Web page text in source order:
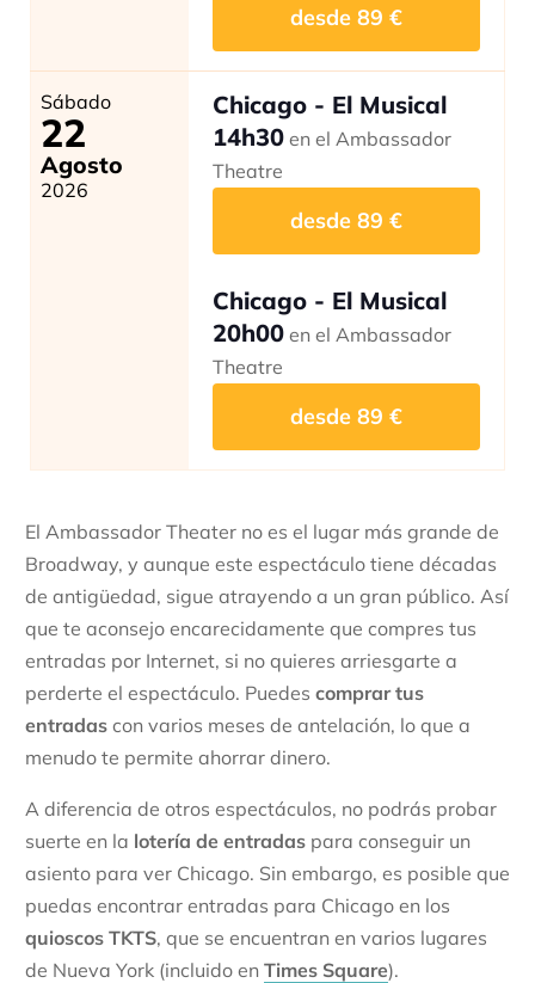
desde89 €
Sábado
22
Agosto
2026
Chicago - El Musical
14h30 en el Ambassador
Theatre
desde89 €
Chicago - El Musical
20h00 en el Ambassador
Theatre
desde89 €
El Ambassador Theater no es el lugar más grande de
Broadway, y aunque este espectáculo tiene décadas
de antigüedad, sigue atrayendo a un gran público. Así
que te aconsejo encarecidamente que compres tus
entradas por Internet, si no quieres arriesgarte a
perderte el espectáculo. Puedes comprar tus
entradas con varios meses de antelación, lo que a
menudo te permite ahorrar dinero.
A diferencia de otros espectáculos, no podrás probar
suerte en la lotería de entradas para conseguir un
asiento para ver Chicago. Sin embargo, es posible que
puedas encontrar entradas para Chicago en los
quioscos TKTS, que se encuentran en varios lugares
de Nueva York (incluido en Times Square).